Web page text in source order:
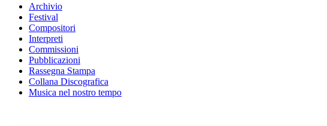
Archivio
Festival
Compositori
Interpreti
Commissioni
Pubblicazioni
Rassegna Stampa
Collana Discografica
Musica nel nostro tempo